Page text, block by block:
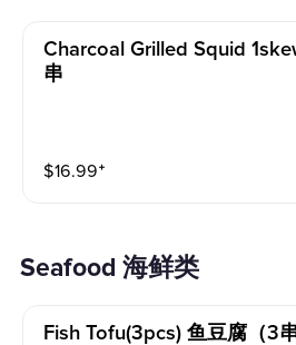
Charcoal Grilled Squid
串
$16.99⁺
Seafood 海鲜类
Fish Tofu(3pcs) 鱼豆腐（3串